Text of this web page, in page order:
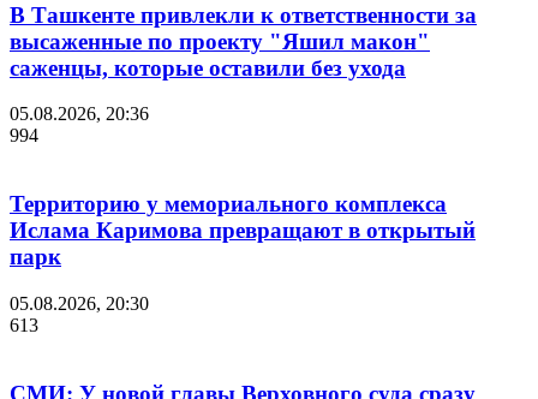
В Ташкенте привлекли к ответственности за
высаженные по проекту "Яшил макон"
саженцы, которые оставили без ухода
05.08.2026, 20:36
994
Территорию у мемориального комплекса
Ислама Каримова превращают в открытый
парк
05.08.2026, 20:30
613
СМИ: У новой главы Верховного суда сразу